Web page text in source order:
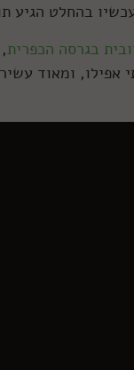
בהחלט הגיע
בגרסה הכפרית
אפילו, ומאוד